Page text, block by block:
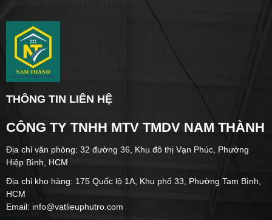
THÔNG TIN LIÊN HỆ
CÔNG TY TNHH MTV TMDV NAM THÀNH
Địa chỉ văn phòng: 32 đường 36, Khu đô thị Vạn Phúc, Phường
Hiệp Bình, HCM
Địa chỉ kho hàng: 175 Quốc lộ 1A, Khu phố 33, Phường Tam Bình,
HCM
Email: info@vatlieuphutro.com